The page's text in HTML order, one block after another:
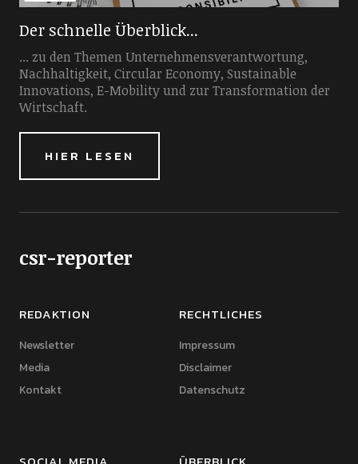
Der schnelle Überblick...
... zu den Themen Unternehmensverantwortung,
Nachhaltigkeit, Circular Economy, Sustainable
Innovations, E-Mobility und zur Transformation der
Wirtschaft.
HIER LESEN
csr-reporter
REDAKTION
Newsletter
Media
Kontakt
RECHTLICHES
Impressum
Disclaimer
Datenschutz